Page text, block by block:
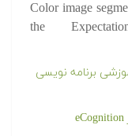
Color image
the
برنامه نویسی